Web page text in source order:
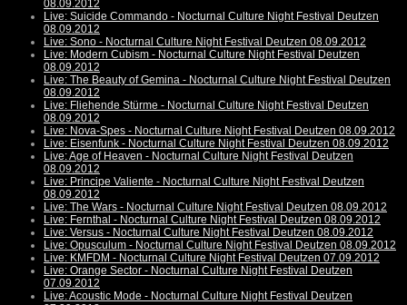
08.09.2012
Live: Suicide Commando - Nocturnal Culture Night Festival Deutzen
08.09.2012
Live: Sono - Nocturnal Culture Night Festival Deutzen 08.09.2012
Live: Modern Cubism - Nocturnal Culture Night Festival Deutzen
08.09.2012
Live: The Beauty of Gemina - Nocturnal Culture Night Festival Deutzen
08.09.2012
Live: Fliehende Stürme - Nocturnal Culture Night Festival Deutzen
08.09.2012
Live: Nova-Spes - Nocturnal Culture Night Festival Deutzen 08.09.2012
Live: Eisenfunk - Nocturnal Culture Night Festival Deutzen 08.09.2012
Live: Age of Heaven - Nocturnal Culture Night Festival Deutzen
08.09.2012
Live: Principe Valiente - Nocturnal Culture Night Festival Deutzen
08.09.2012
Live: The Wars - Nocturnal Culture Night Festival Deutzen 08.09.2012
Live: Fernthal - Nocturnal Culture Night Festival Deutzen 08.09.2012
Live: Versus - Nocturnal Culture Night Festival Deutzen 08.09.2012
Live: Opusculum - Nocturnal Culture Night Festival Deutzen 08.09.2012
Live: KMFDM - Nocturnal Culture Night Festival Deutzen 07.09.2012
Live: Orange Sector - Nocturnal Culture Night Festival Deutzen
07.09.2012
Live: Acoustic Mode - Nocturnal Culture Night Festival Deutzen